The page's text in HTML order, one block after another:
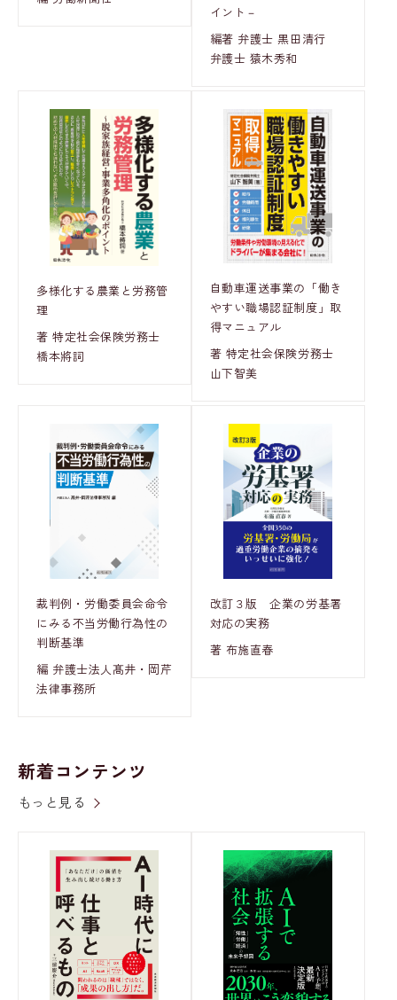
イント－
編著 弁護士 黒田清行
弁護士 猿木秀和
多様化する農業と労務管
理
著 特定社会保険労務士
橋本將詞
自動車運送事業の「働き
やすい職場認証制度」取
得マニュアル
著 特定社会保険労務士
山下智美
裁判例・労働委員会命令
にみる不当労働行為性の
判断基準
編 弁護士法人髙井・岡芹
法律事務所
改訂３版 企業の労基署
対応の実務
著 布施直春
新着コンテンツ
もっと見る